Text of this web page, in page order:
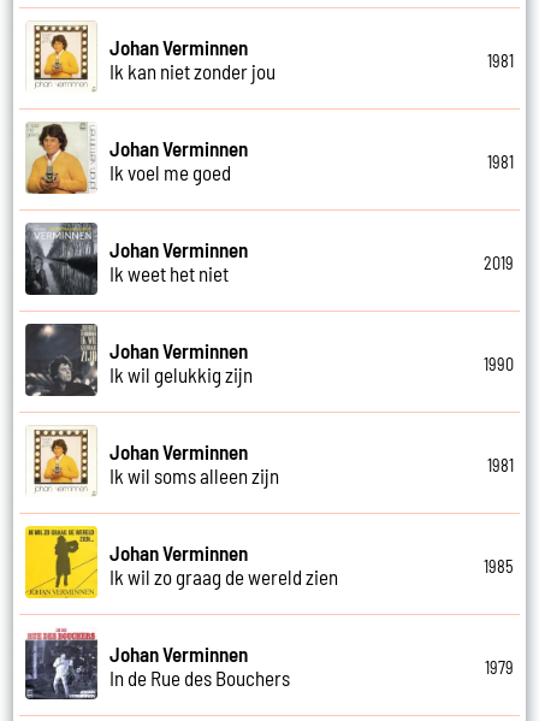
Johan Verminnen
Ik kan niet zonder jou
1981
Johan Verminnen
Ik voel me goed
1981
Johan Verminnen
Ik weet het niet
2019
Johan Verminnen
Ik wil gelukkig zijn
1990
Johan Verminnen
Ik wil soms alleen zijn
1981
Johan Verminnen
Ik wil zo graag de wereld zien
1985
Johan Verminnen
In de Rue des Bouchers
1979